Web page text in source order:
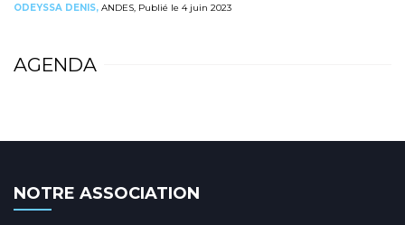
ODEYSSA DENIS, ANDES, Publié le 4 juin 2023
AGENDA
NOTRE ASSOCIATION